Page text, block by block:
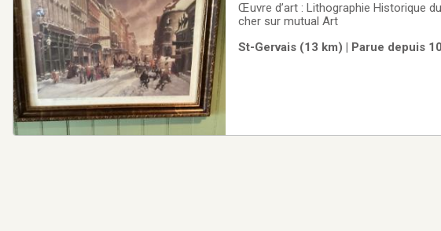
Œuvre d’art : Lithographie Historique
cher sur mutual Art
St-Gervais (13 km) | Parue depuis